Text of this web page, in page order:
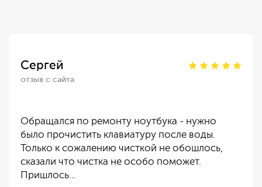
Сергей
отзыв с сайта
Обращался по ремонту ноутбука - нужно
было прочистить клавиатуру после воды.
Только к сожалению чисткой не обошлось,
сказали что чистка не особо поможет.
Пришлось…